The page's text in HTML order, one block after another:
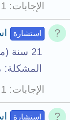
الإجابات
1
استشارة
المشكلة: منذ عام ٢٠٢١
الإجابات
1
استشارة